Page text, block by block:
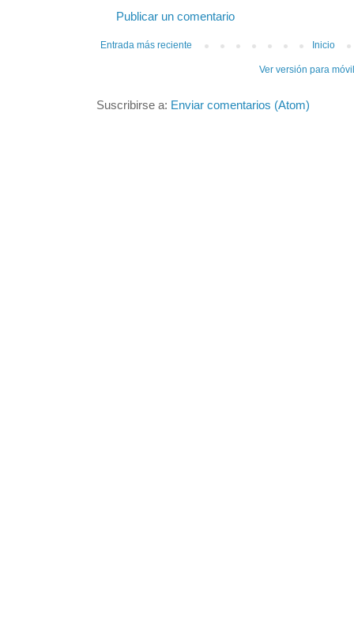
Publicar un comentario
Entrada más reciente Inicio
Ver versión para
Suscribirse a: Enviar comentarios (Atom)